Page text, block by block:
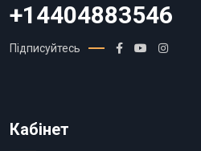
+14404883546
Підписуйтесь
Кабінет